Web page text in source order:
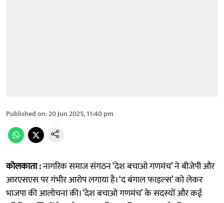
Published on:20 Jun 2025, 11:40 pm
कोलकाता :नागरिक समाज संगठन ‘देश बचाओ गणमंच’ ने बीजेपी और
आरएसएस पर गंभीर आरोप लगाया है। ‘द बंगाल फाइल्स’ को लेकर
भाजपा की आलोचना की। ‘देश बचाओ गणमंच’ के सदस्यों और कई